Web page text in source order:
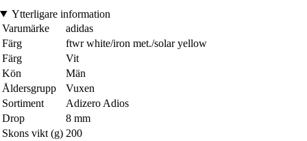
Ytterligare information
Varumärke
adidas
Färg
ftwr white/iron met./solar yellow
Färg
Vit
Kön
Män
Åldersgrupp
Vuxen
Sortiment
Adizero Adios
Drop
8 mm
Skons vikt (g) 200